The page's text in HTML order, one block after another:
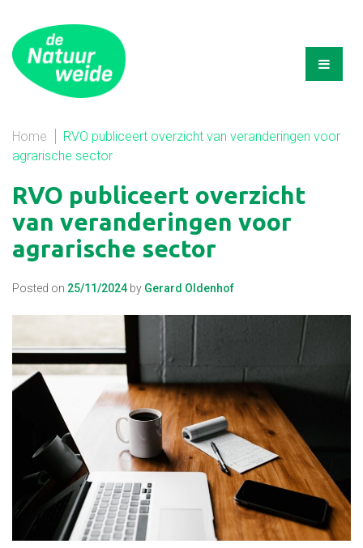
Home
RVO publiceert overzicht van veranderingen voor
agrarische sector
RVO publiceert overzicht
van veranderingen voor
agrarische sector
Posted on 25/11/2024 by Gerard Oldenhof